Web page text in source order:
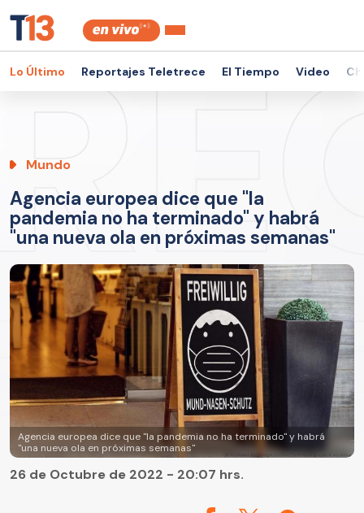
Lo Último Reportajes Teletrece El Tiempo Video
Mundo
Agencia europea dice que "la
pandemia no ha terminado" y habrá
"una nueva ola en próximas semanas"
Agencia europea dice que "la pandemia no ha terminado" y habrá
"una nueva ola en próximas semanas"
26 de Octubre de 2022 - 20:07 hrs.